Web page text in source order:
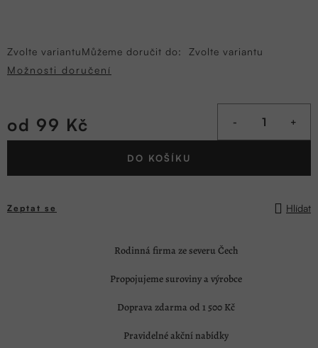
Zvolte variantuMůžeme doručit do:
Zvolte variantu
Možnosti doručení
od 99 Kč
Měrná
DO KOŠÍKU
Zeptat se Hlídat
Rodinná firma ze severu Čech
Propojujeme suroviny a výrobce
Doprava zdarma od 1 500 Kč
Pravidelné akční nabídky